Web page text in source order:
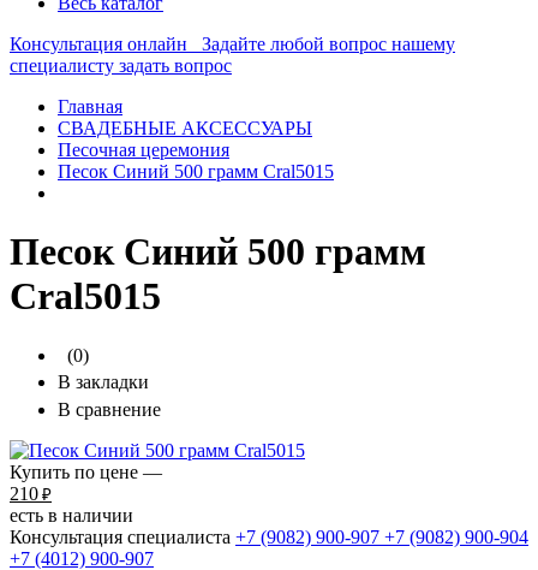
Консультация онлайн
Задайте любой вопрос нашему
специалисту задать вопрос
Главная
СВАДЕБНЫЕ АКСЕССУАРЫ
Песочная церемония
Песок Синий 500 грамм Сral5015
Песок Синий 500 грамм
Сral5015
(0)
В закладки
В сравнение
Купить по цене —
210 ₽
есть в наличии
Консультация специалиста +7 (9082) 900-907 +7 (9082) 900-904
+7 (4012) 900-907